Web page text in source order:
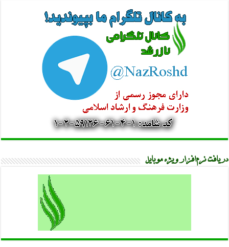
دریافت نرم‌افزار ویژه موبایل